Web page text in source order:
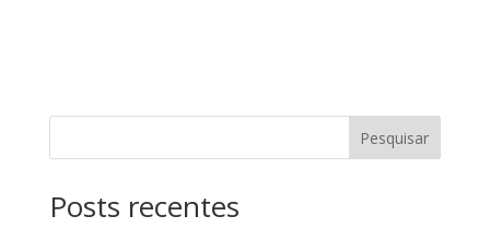
Pesquisar
Posts recentes